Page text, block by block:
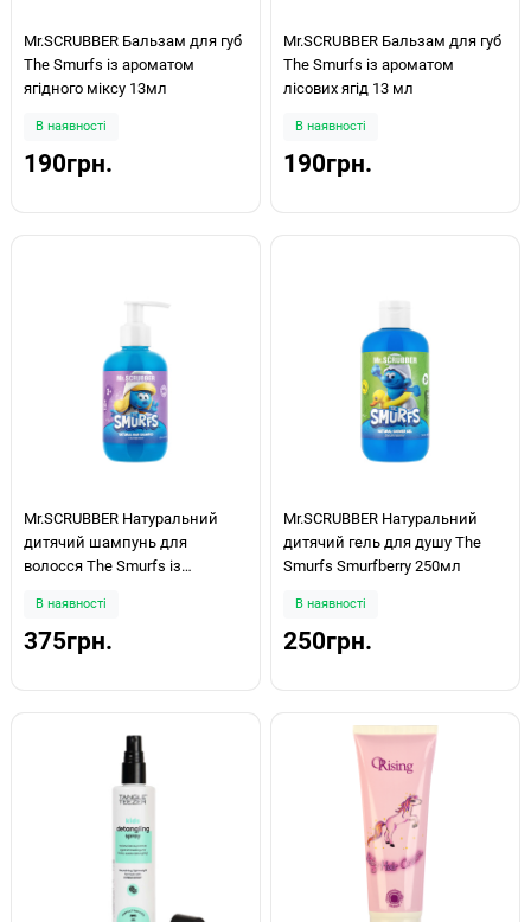
Mr.SCRUBBER Бальзам для губ
The Smurfs із ароматом
ягідного міксу 13мл
В наявності
190грн.
Mr.SCRUBBER Бальзам для губ
The Smurfs із ароматом
лісових ягід 13 мл
В наявності
190грн.
Mr.SCRUBBER Натуральний
дитячий шампунь для
волосся The Smurfs із
В наявності
375грн.
Mr.SCRUBBER Натуральний
дитячий гель для душу The
Smurfs Smurfberry 250мл
В наявності
250грн.